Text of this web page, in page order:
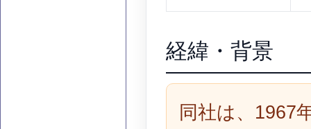
経緯・背景
同社は、1967